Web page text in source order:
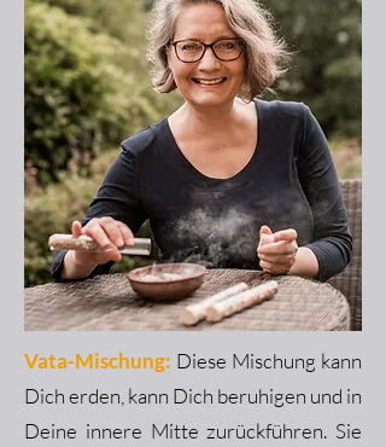
Vata-Mischung: Diese Mischung kann
Dich erden, kann Dich beruhigen und in
Deine innere Mitte zurückführen. Sie